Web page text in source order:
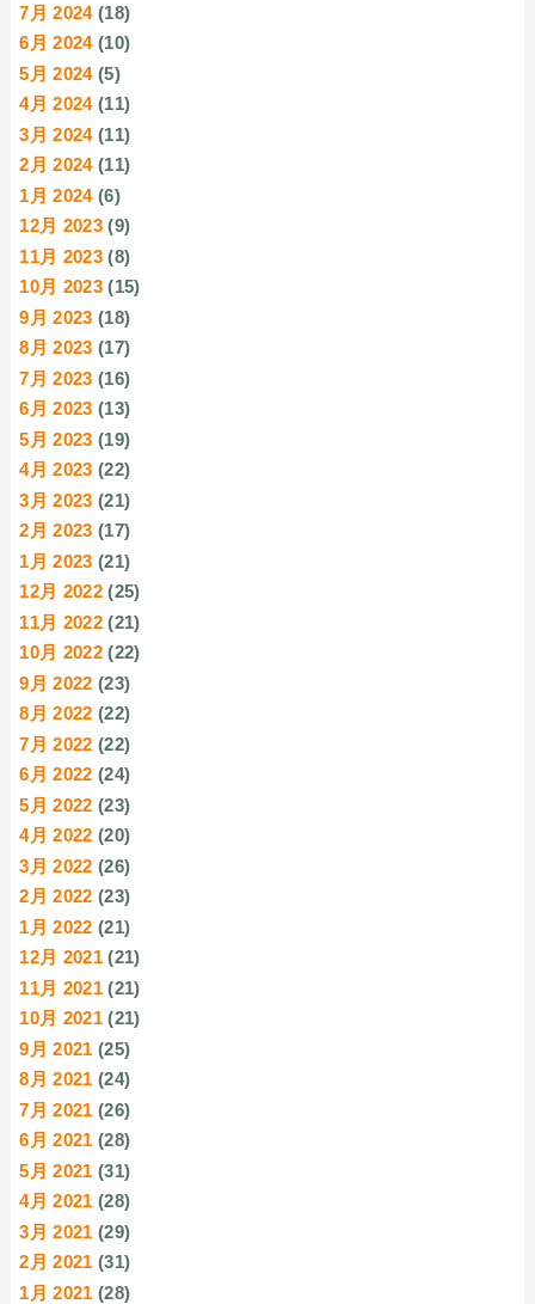
7月 2024(18)
6月 2024(10)
5月 2024(5)
4月 2024(11)
3月 2024(11)
2月 2024(11)
1月 2024(6)
12月 2023 (9)
11月 2023 (8)
10月 2023 (15)
9月 2023 (18)
8月 2023 (17)
7月 2023 (16)
6月 2023 (13)
5月 2023 (19)
4月 2023 (22)
3月 2023 (21)
2月 2023 (17)
1月 2023 (21)
12月 2022 (25)
11月 2022 (21)
10月 2022 (22)
9月 2022 (23)
8月 2022 (22)
7月 2022 (22)
6月 2022 (24)
5月 2022 (23)
4月 2022 (20)
3月 2022 (26)
2月 2022 (23)
1月 2022 (21)
12月 2021 (21)
11月 2021 (21)
10月 2021 (21)
9月 2021 (25)
8月 2021 (24)
7月 2021 (26)
6月 2021 (28)
5月 2021 (31)
4月 2021 (28)
3月 2021 (29)
2月 2021 (31)
1月 2021 (28)